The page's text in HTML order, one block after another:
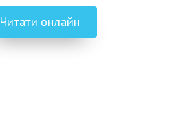
Читати онлайн